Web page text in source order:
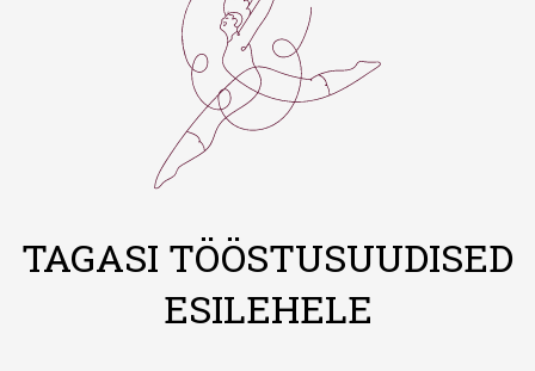
TAGASI TÖÖSTUSUUDISED
ESILEHELE